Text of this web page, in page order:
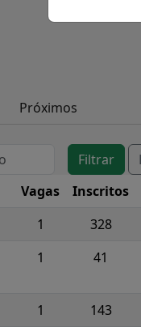
Próximos
Vagas Inscritos
1 328
1 41
1 143